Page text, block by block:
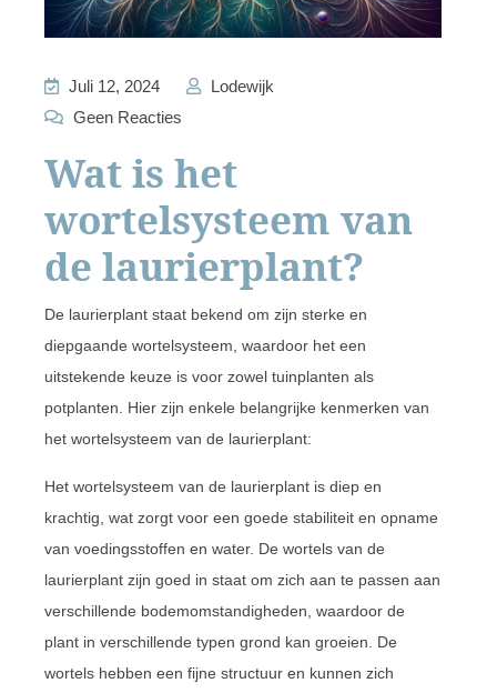
Juli 12, 2024
Lodewijk
Geen Reacties
Wat is het
wortelsysteem van
de laurierplant?
De laurierplant staat bekend om zijn sterke en
diepgaande wortelsysteem, waardoor het een
uitstekende keuze is voor zowel tuinplanten als
potplanten. Hier zijn enkele belangrijke kenmerken van
het wortelsysteem van de laurierplant:
Het wortelsysteem van de laurierplant is diep en
krachtig, wat zorgt voor een goede stabiliteit en opname
van voedingsstoffen en water. De wortels van de
laurierplant zijn goed in staat om zich aan te passen aan
verschillende bodemomstandigheden, waardoor de
plant in verschillende typen grond kan groeien. De
wortels hebben een fijne structuur en kunnen zich